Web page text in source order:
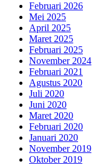
Februari 2026
Mei 2025
April 2025
Maret 2025
Februari 2025
November 2024
Februari 2021
Agustus 2020
Juli 2020
Juni 2020
Maret 2020
Februari 2020
Januari 2020
November 2019
Oktober 2019